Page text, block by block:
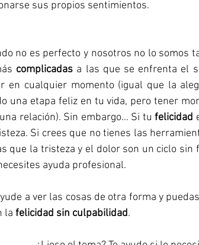
sus propios sentimientos.
no es perfecto y nosotros no lo somos
complicadas a las que se enfrenta el
en cualquier momento (igual que la
una etapa feliz en tu vida, pero tener
relación). Sin embargo… Si tu felicidad
Si crees que no tienes las
que la tristeza y el dolor son un ciclo
ayuda profesional.
a ver las cosas de otra forma y
la felicidad sin culpabilidad.